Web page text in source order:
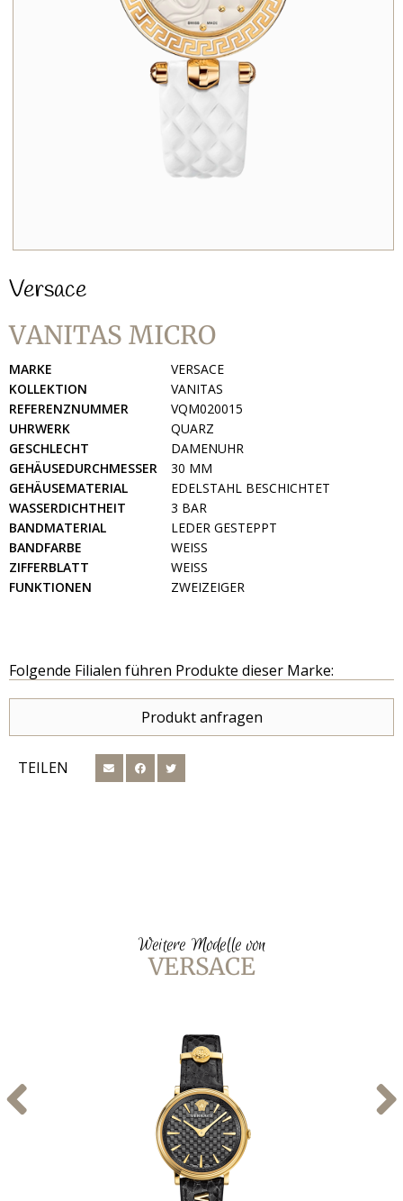
Versace
VANITAS MICRO
MARKE
VERSACE
KOLLEKTION
VANITAS
REFERENZNUMMER
VQM020015
UHRWERK
QUARZ
GESCHLECHT
DAMENUHR
GEHÄUSEDURCHMESSER
30 MM
GEHÄUSEMATERIAL
EDELSTAHL BESCHICHTET
WASSERDICHTHEIT
3 BAR
BANDMATERIAL
LEDER GESTEPPT
BANDFARBE
WEISS
ZIFFERBLATT
WEISS
FUNKTIONEN
ZWEIZEIGER
Folgende Filialen führen Produkte dieser Marke:
Produkt anfragen
TEILEN
Weitere Modelle von
VERSACE